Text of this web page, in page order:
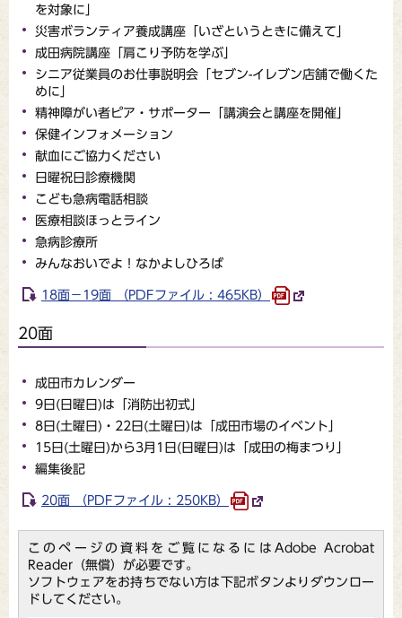
を対象に」
災害ボランティア養成講座「いざというときに備えて」
成田病院講座「肩こり予防を学ぶ」
シニア従業員のお仕事説明会「セブン-イレブン店舗で働くた
めに」
精神障がい者ピア・サポーター「講演会と講座を開催」
保健インフォメーション
献血にご協力ください
日曜祝日診療機関
こども急病電話相談
医療相談ほっとライン
急病診療所
みんなおいでよ！なかよしひろば
18面－19面 （PDFファイル : 465KB）
20面
成田市カレンダー
9日(日曜日)は「消防出初式」
8日(土曜日)・22日(土曜日)は「成田市場のイベント」
15日(土曜日)から3月1日(日曜日)は「成田の梅まつり」
編集後記
20面 （PDFファイル : 250KB）
このページの資料をご覧になるにはAdobe Acrobat
Reader（無償）が必要です。
ソフトウェアをお持ちでない方は下記ボタンよりダウンロー
ドしてください。